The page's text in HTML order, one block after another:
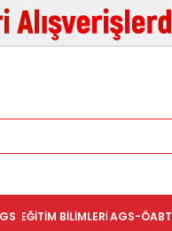
AGS-ÖABT
EĞITIM BILIMLERI